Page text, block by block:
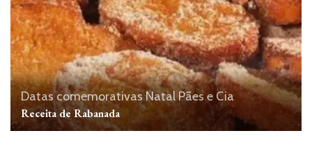
Datas comemorativas NatalPães e Cia
Receita de Rabanada